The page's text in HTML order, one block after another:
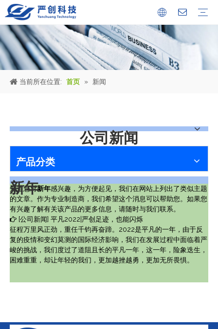
当前所在位置: 首页 » 新闻
公司新闻
产品分类
新年
知道您对新年感兴趣，为方便起见，我们在网站上列出了类似主题
的文章。作为专业制造商，我们希望这个消息可以帮助您。如果您
有兴趣了解有关该产品的更多信息，请随时与我们联系。
[公司新闻] 平凡2022|严创足迹，也能闪烁
征程万里风正劲，重任千钧再奋蹄。2022是平凡的一年，由于反
复的疫情和变幻莫测的国际经济影响，我们在发展过程中面临着严
峻的挑战，我们度过了道阻且长的平凡一年，这一年，险象迭生，
困难重重，却让年轻的我们，更加越挫越勇，更加无所畏惧。